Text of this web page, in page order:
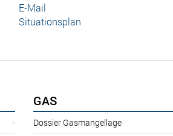
E-Mail
Situationsplan
GAS
Dossier Gasmangellage